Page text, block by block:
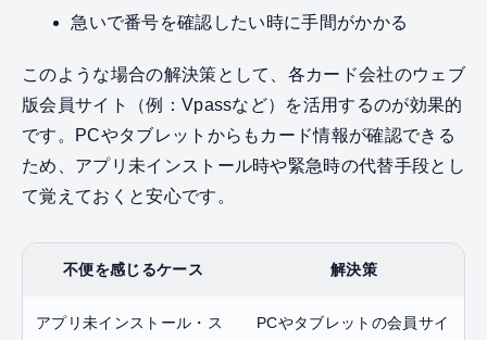
急いで番号を確認したい時に手間がかかる
このような場合の解決策として、各カード会社のウェブ
版会員サイト（例：Vpassなど）を活用するのが効果的
です。PCやタブレットからもカード情報が確認できる
ため、アプリ未インストール時や緊急時の代替手段とし
て覚えておくと安心です。
不便を感じるケース 解決策
アプリ未インストール・ス
PCやタブレットの会員サイ